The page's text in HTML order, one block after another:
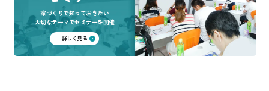
家づくりで知っておきたい
大切なテーマでセミナーを開催
詳しく見る